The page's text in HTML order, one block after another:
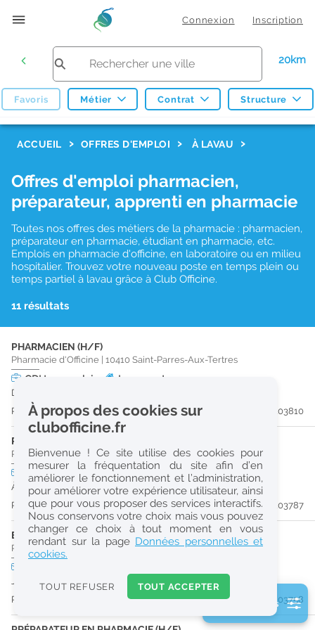
Connexion Inscription
20km
Favoris Métier Contrat Structure
Réinitialiser
2
0
k
Consulter les offres de la France d'outre-mer
ACCUEIL OFFRES D'EMPLOI À LAVAU
Offres d'emploi pharmacien,
préparateur, apprenti en pharmacie
Toutes nos offres des métiers de la pharmacie : pharmacien,
préparateur en pharmacie, étudiant en pharmacie, etc.
Emplois en pharmacie d'officine, en laboratoire ou en milieu
hospitalier. Trouvez votre nouveau poste en temps plein ou
temps partiel à lavau grâce à Club Officine.
11 résultats
PHARMACIEN (H/F)
Pharmacie d'Officine 10410 Saint-Parres-Aux-Tertres
CDI temps plein Logement
Dès que possible
Publiée il y a 8 jour(s)
#203810
PRÉPARATEUR EN PHARMACIE (H/F)
Pharmacie d'Officine|10280 Fontaine-Les-Grès
temps plein
À partir du 30/09/26
Publiée il y a 8 jour(s)
#203787
ETUDIANT EN PHARMACIE (H/F)
Pharmacie d'Officine 10000 Troyes
Jusqu'au 29/06/27
Publiée il y a 9 jour(s)
#203758
2 filtre(s) actifs
À propos des cookies sur
clubofficine.fr
Bienvenue ! Ce site utilise des cookies pour
mesurer la fréquentation du site afin d’en
améliorer le fonctionnement et l’administration,
pour améliorer votre expérience utilisateur, ainsi
que pour vous proposer des services interactifs.
Nous conservons votre choix mais vous pouvez
changer ce choix à tout moment en vous
rendant sur la page Données personnelles et
cookies.
TOUT REFUSER TOUT ACCEPTER